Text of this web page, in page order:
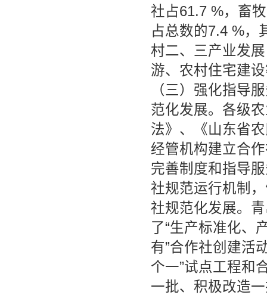
社占61.7 %，畜
占总数的7.4 %，
村二、三产业发
游、农村住宅建
（三）强化指导
范化发展。各级
法》、《山东省
经管机构建立合
完善制度和指导
社规范运行机制
社规范化发展。
了“生产标准化、
有”合作社创建活
个一”试点工程和
一批、积极改造